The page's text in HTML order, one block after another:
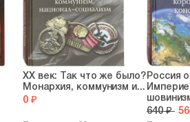
XX век: Так что же было?
Монархия, коммунизм и...
0 ₽
Россия
640 ₽